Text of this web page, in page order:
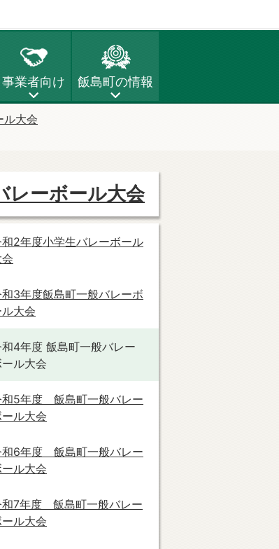
事業者向け 飯島町の情報
ル大会
レーボール大会
2年度小学生バレーボール
3年度飯島町一般バレーボ
ル大会
4年度 飯島町一般バレー
ル大会
和5年度 飯島町一般バレー
ル大会
和6年度 飯島町一般バレー
ル大会
和7年度 飯島町一般バレー
ル大会